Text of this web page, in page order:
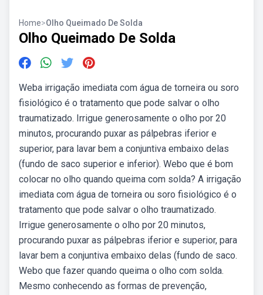
Home>Olho Queimado De Solda
Olho Queimado De Solda
Weba irrigação imediata com água de torneira ou soro
fisiológico é o tratamento que pode salvar o olho
traumatizado. Irrigue generosamente o olho por 20
minutos, procurando puxar as pálpebras iferior e
superior, para lavar bem a conjuntiva embaixo delas
(fundo de saco superior e inferior). Webo que é bom
colocar no olho quando queima com solda? A irrigação
imediata com água de torneira ou soro fisiológico é o
tratamento que pode salvar o olho traumatizado.
Irrigue generosamente o olho por 20 minutos,
procurando puxar as pálpebras iferior e superior, para
lavar bem a conjuntiva embaixo delas (fundo de saco.
Webo que fazer quando queima o olho com solda.
Mesmo conhecendo as formas de prevenção,